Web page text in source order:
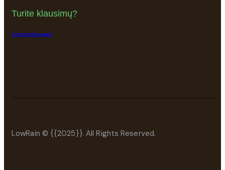
Turite klausimų?
SUSISIEKIME
LowRain © {{2025}}. All Rights Reserved.